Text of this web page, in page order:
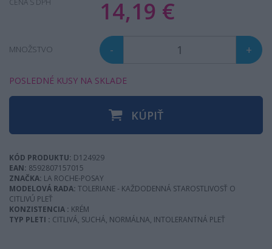
CENA S DPH 14,19 €
MNOŽSTVO - +
POSLEDNÉ KUSY NA SKLADE
KÚPIŤ
KÓD PRODUKTU: D124929
EAN: 8592807157015
ZNAČKA: LA ROCHE-POSAY
MODELOVÁ RADA: TOLERIANE - KAŽDODENNÁ STAROSTLIVOSŤ O
CITLIVÚ PLEŤ
KONZISTENCIA : KRÉM
TYP PLETI : CITLIVÁ, SUCHÁ, NORMÁLNA, INTOLERANTNÁ PLEŤ